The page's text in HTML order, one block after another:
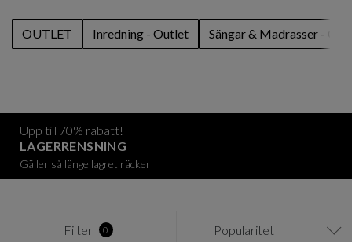
OUTLET Inredning - Outlet Sängar & Madrasser -
Upp till 70% rabatt!
LAGERRENSNING
Gäller så länge lagret räcker
Filter 0 Popularitet